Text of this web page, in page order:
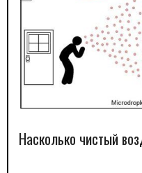
Насколько чистый